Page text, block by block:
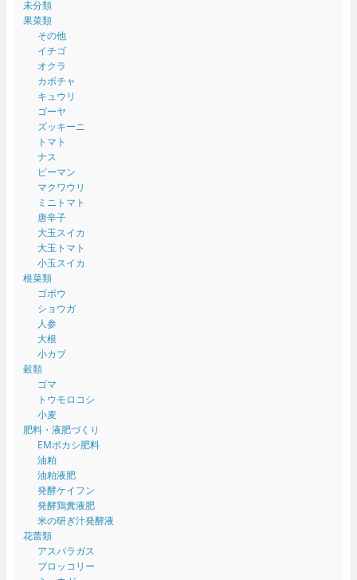
未分類
果菜類
その他
イチゴ
オクラ
カボチャ
キュウリ
ゴーヤ
ズッキーニ
トマト
ナス
ピーマン
マクワウリ
ミニトマト
唐辛子
大玉スイカ
大玉トマト
小玉スイカ
根菜類
ゴボウ
ショウガ
人参
大根
小カブ
穀類
ゴマ
トウモロコシ
小麦
肥料・液肥づくり
EMボカシ肥料
油粕
油粕液肥
発酵ケイフン
発酵鶏糞液肥
米の研ぎ汁発酵液
花蕾類
アスパラガス
ブロッコリー